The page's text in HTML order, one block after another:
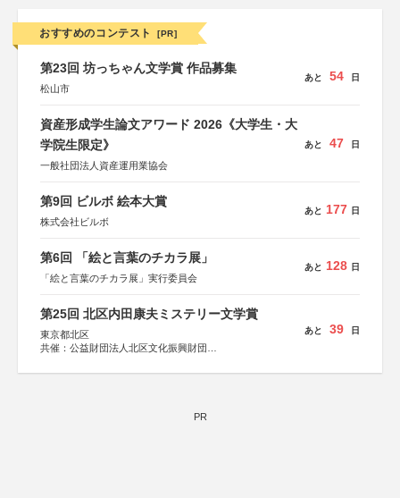
おすすめのコンテスト [PR]
第23回 坊っちゃん文学賞 作品募集
松山市
あと 54 日
資産形成学生論文アワード 2026《大学生・大
学院生限定》
一般社団法人資産運用業協会
あと 47 日
第9回 ビルボ 絵本大賞
株式会社ビルボ
あと 177 日
第6回 「絵と言葉のチカラ展」
「絵と言葉のチカラ展」実行委員会
あと 128 日
第25回 北区内田康夫ミステリー文学賞
東京都北区
共催：公益財団法人北区文化振興財団
協賛：株式会社実業之日本社
あと 39 日
PR